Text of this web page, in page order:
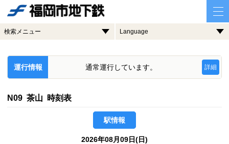
検索メニュー Language
運行情報 通常運行しています。 詳細
N09 茶山 時刻表
駅情報
2026年08月09日(日)